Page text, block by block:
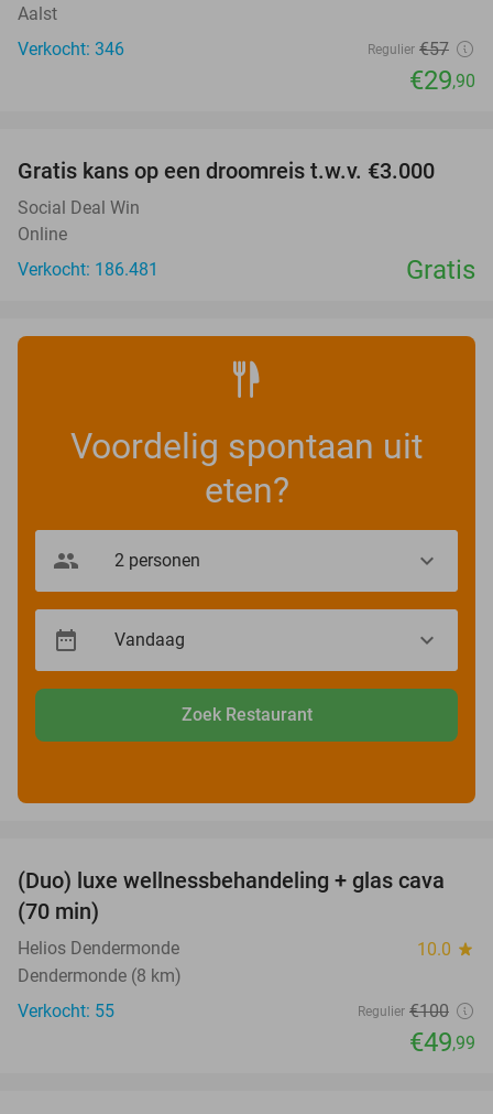
Aalst
Verkocht: 346
Regulier €57
€29,90
Gratis kans op een droomreis t.w.v. €3.000
Social Deal Win
Online
Verkocht: 186.481
Gratis
Voordelig spontaan uit
eten?
Zoek Restaurant
50%
(Duo) luxe wellnessbehandeling + glas cava
(70 min)
Helios Dendermonde 10.0 star
Dendermonde (8 km)
Verkocht: 55
Regulier €100
€49,99